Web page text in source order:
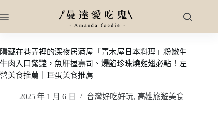
至
內
容
隱藏在巷弄裡的深夜居酒屋「青木屋日本料理」粉嫩生
牛肉入口驚豔，魚肝握壽司、爆餡珍珠燒雞翅必點！左
營美食推薦｜巨蛋美食推薦
2025 年 1 月 6 日 台灣好吃好玩, 高雄旅遊美食